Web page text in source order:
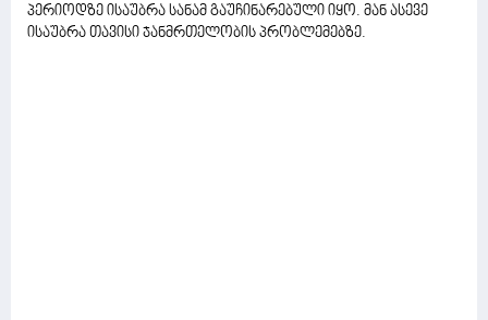
პერიოდზე ისაუბრა სანამ გაუჩინარებული იყო. მან ასევე
ისაუბრა თავისი ჯანმრთელობის პრობლემებზე.